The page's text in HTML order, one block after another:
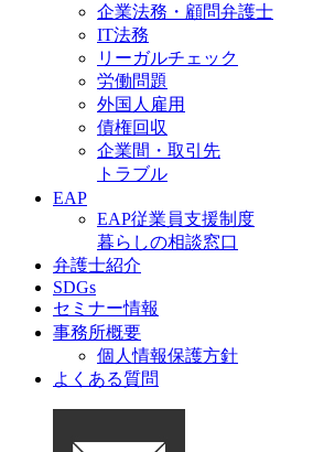
企業法務・顧問弁護士
IT法務
リーガルチェック
労働問題
外国人雇用
債権回収
企業間・取引先
トラブル
EAP
EAP従業員支援制度
暮らしの相談窓口
弁護士紹介
SDGs
セミナー情報
事務所概要
個人情報保護方針
よくある質問